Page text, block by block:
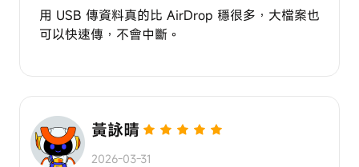
用 USB 傳資料真的比 AirDrop 穩很多，大檔案也
可以快速傳，不會中斷。
黃詠晴
2026-03-31